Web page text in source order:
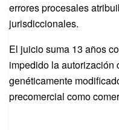
errores procesales
jurisdiccionales.
El juicio suma 13 años
impedido la autorización
genéticamente
precomercial como